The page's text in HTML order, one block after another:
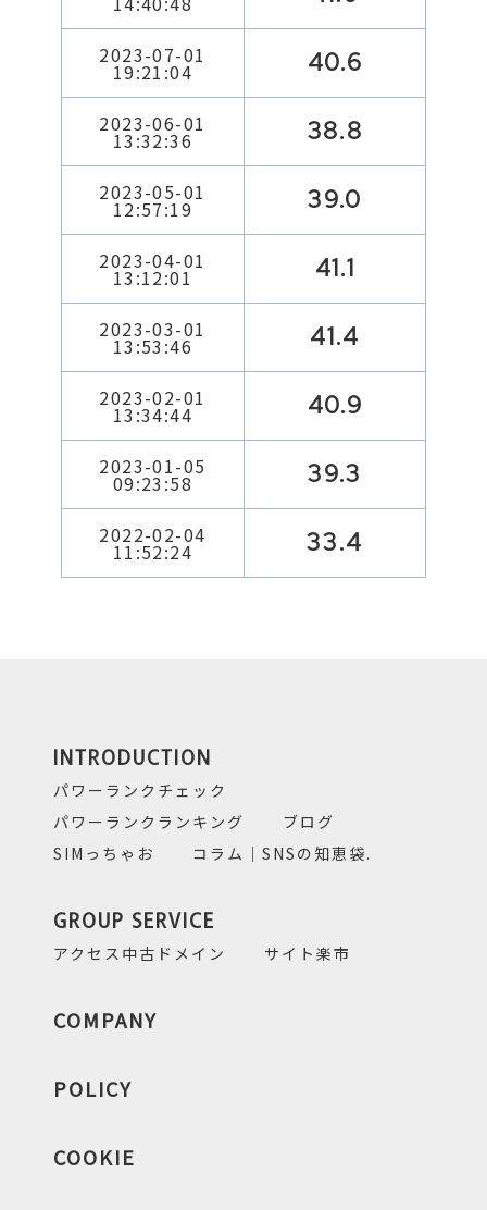
2023-07-01
19:21:04 40.6
2023-06-01
13:32:36 38.8
2023-05-01
12:57:19 39.0
2023-04-01
13:12:01 41.1
2023-03-01
13:53:46 41.4
2023-02-01
13:34:44 40.9
2023-01-05
09:23:58 39.3
2022-02-04
11:52:24 33.4
INTRODUCTION
パワーランクチェック
パワーランクランキング
ブログ
SIMっちゃお
コラム｜SNSの知恵袋.
GROUP SERVICE
アクセス中古ドメイン サイト楽市
COMPANY
POLICY
COOKIE